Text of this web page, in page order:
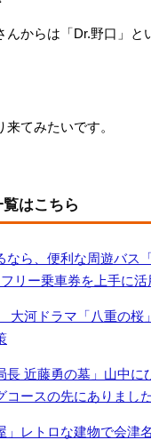
んからは「Dr.野口」と
てみたいです。
はこちら
ら、便利な周遊バス
リー乗車券を上手に活
大河ドラマ「八重の桜
長 近藤勇の墓」山中
コースの先にありました
」レトロな建物で会津